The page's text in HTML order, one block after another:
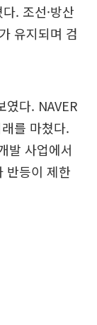
. 조선·방산
유지되며 검
였다. NAVER
를 마쳤다.
발 사업에서
반등이 제한